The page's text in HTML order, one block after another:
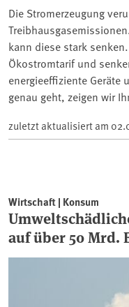
Die Stromerzeugung
kann diese stark
Ökostromtarif und
energieeffiziente Geräte
genau geht, zeigen wir
zuletzt aktualisiert am
Wirtschaft | Konsum
auf über 50 Mrd.